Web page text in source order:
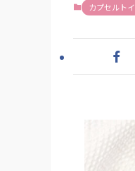
カプセルトイ